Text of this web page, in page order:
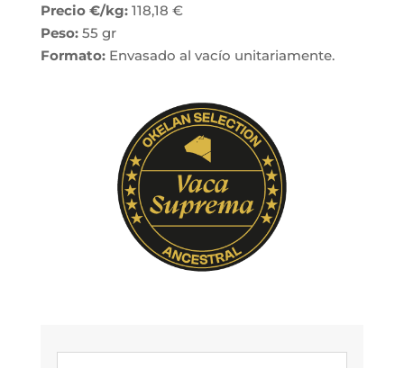
Precio €/kg: 118,18 €
Peso: 55 gr
Formato:Envasado al vacío unitariamente.